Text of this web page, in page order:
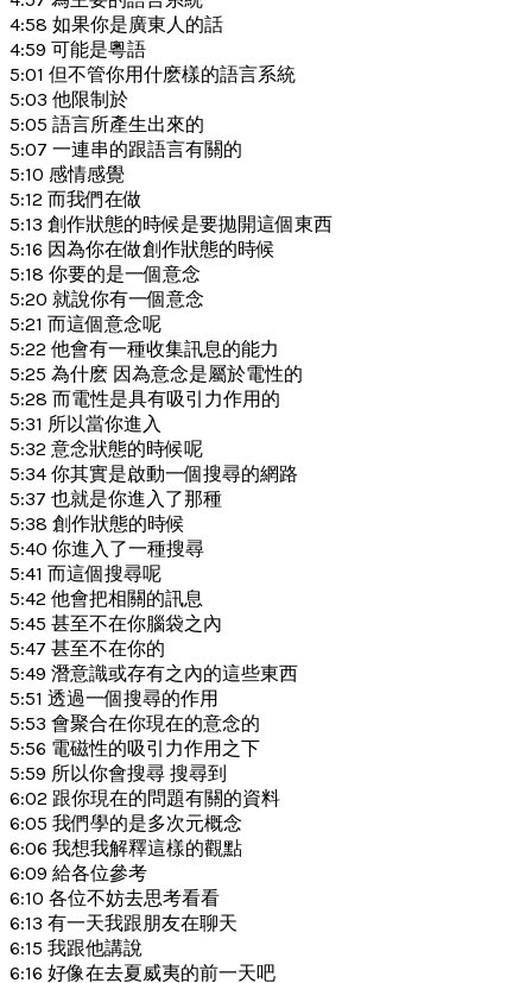
4:58 如果你是廣東人的話
4:59 可能是粵語
5:01 但不管你用什麽樣的語言系統
5:03 他限制於
5:05 語言所產生出來的
5:07 一連串的跟語言有關的
5:10 感情感覺
5:12 而我們在做
5:13 創作狀態的時候是要拋開這個東西
5:16 因為你在做創作狀態的時候
5:18 你要的是一個意念
5:20 就說你有一個意念
5:21 而這個意念呢
5:22 他會有一種收集訊息的能力
5:25 為什麽 因為意念是屬於電性的
5:28 而電性是具有吸引力作用的
5:31 所以當你進入
5:32 意念狀態的時候呢
5:34 你其實是啟動一個搜尋的網路
5:37 也就是你進入了那種
5:38 創作狀態的時候
5:40 你進入了一種搜尋
5:41 而這個搜尋呢
5:42 他會把相關的訊息
5:45 甚至不在你腦袋之內
5:47 甚至不在你的
5:49 潛意識或存有之內的這些東西
5:51 透過一個搜尋的作用
5:53 會聚合在你現在的意念的
5:56 電磁性的吸引力作用之下
5:59 所以你會搜尋 搜尋到
6:02 跟你現在的問題有關的資料
6:05 我們學的是多次元概念
6:06 我想我解釋這樣的觀點
6:09 給各位參考
6:10 各位不妨去思考看看
6:13 有一天我跟朋友在聊天
6:15 我跟他講說
6:16 好像在去夏威夷的前一天吧